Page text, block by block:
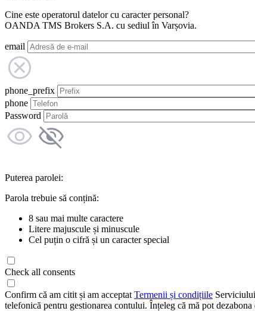
Cine este operatorul datelor cu caracter personal?
OANDA TMS Brokers S.A. cu sediul în Varșovia.
email
phone_prefix
phone
Password
Puterea parolei:
Parola trebuie să conțină:
8 sau mai multe caractere
Litere majuscule și minuscule
Cel puțin o cifră și un caracter special
Check all consents
Confirm că am citit și am acceptat Termenii și condițiile
telefonică pentru gestionarea contului. Înțeleg că mă pot